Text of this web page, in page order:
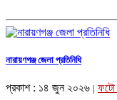
নারায়ণগঞ্জ জেলা প্রতিনিধি
প্রকাশ : ১৪ জুন ২০২৬ | ফটো